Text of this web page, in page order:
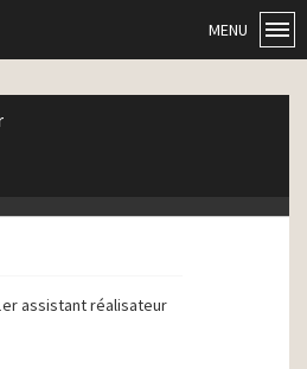
MENU
assistant réalisateur